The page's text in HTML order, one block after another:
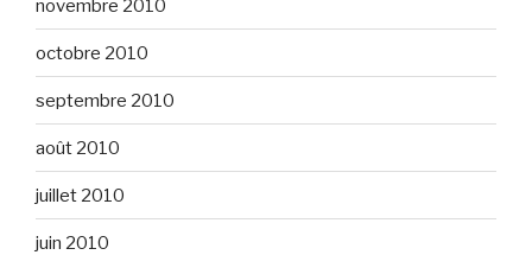
novembre 2010
octobre 2010
septembre 2010
août 2010
juillet 2010
juin 2010